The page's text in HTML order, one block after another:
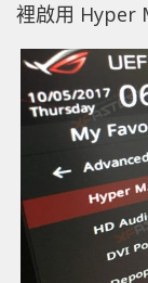
裡啟用 Hyper